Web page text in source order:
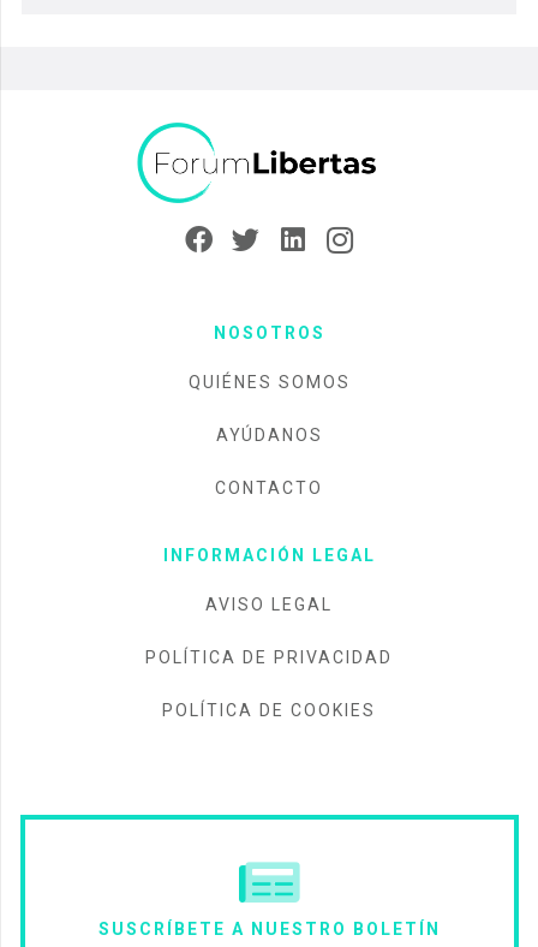
NOSOTROS
QUIÉNES SOMOS
AYÚDANOS
CONTACTO
INFORMACIÓN LEGAL
AVISO LEGAL
POLÍTICA DE PRIVACIDAD
POLÍTICA DE COOKIES
SUSCRÍBETE A NUESTRO BOLETÍN